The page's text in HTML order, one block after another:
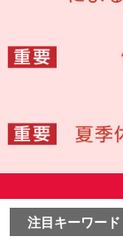
注目キーワード